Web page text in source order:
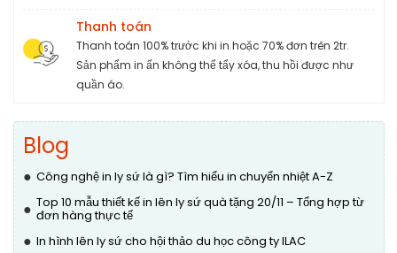
Thanh toán
Thanh toán 100% trước khi in hoặc 70% đơn trên 2tr.
Sản phẩm in ấn không thể tẩy xóa, thu hồi được như
quần áo.
Blog
● Công nghệ in ly sứ là gì? Tìm hiểu in chuyển nhiệt A-Z
● Top 10 mẫu thiết kế in lên ly sứ quà tặng 20/11 – Tổng hợp từ
đơn hàng thực tế
● In hình lên ly sứ cho hội thảo du học công ty ILAC